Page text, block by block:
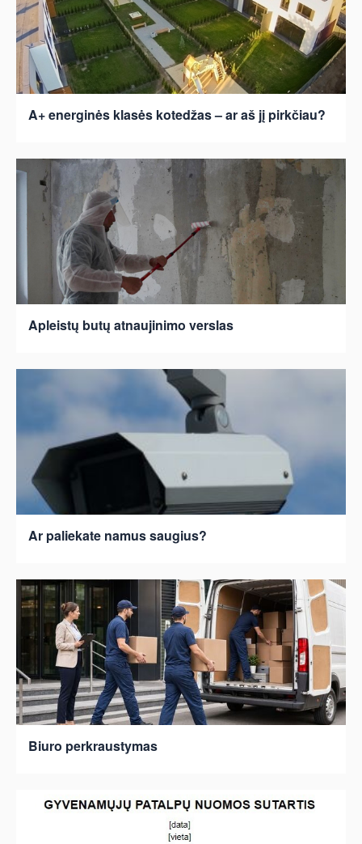
A+ energinės klasės kotedžas – ar aš jį pirkčiau?
Apleistų butų atnaujinimo verslas
Ar paliekate namus saugius?
Biuro perkraustymas